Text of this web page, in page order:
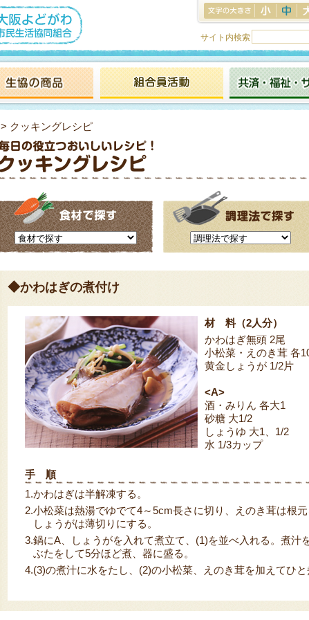
サイト内検索
> クッキングレシピ
◆かわはぎの煮付け
材 料（2人分）
かわはぎ無頭 2尾
小松菜・えのき茸 各
黄金しょうが 1/2片
<A>
酒・みりん 各大1
砂糖 大1/2
しょうゆ 大1、1/2
水 1/3カップ
手 順
1.かわはぎは半解凍する。
2.小松菜は熱湯でゆでて4～5cm長さに切り、えのき茸は根元
しょうがは薄切りにする。
3.鍋にA、しょうがを入れて煮立て、(1)を並べ入れる。煮汁
ぶたをして5分ほど煮、器に盛る。
4.(3)の煮汁に水をたし、(2)の小松菜、えのき茸を加えてひと